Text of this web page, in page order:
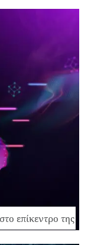
επίκεντρο της